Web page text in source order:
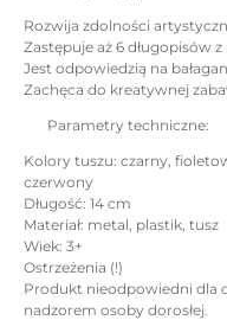
Rozwija zdolności
Zastępuje aż 6 długopisów
Jest odpowiedzią na
Zachęca do kreatywnej
Parametry techniczne:
Kolory tuszu: czarny,
czerwony
Długość: 14 cm
Materiał: metal, plastik, tusz
Wiek: 3+
Ostrzeżenia (!)
Produkt nieodpowiedni dla
nadzorem osoby dorosłej.